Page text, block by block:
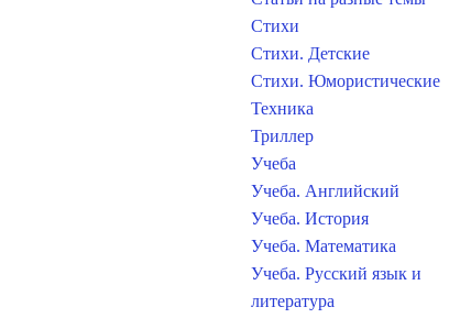
Стихи
Стихи. Детские
Стихи. Юмористические
Техника
Триллер
Учеба
Учеба. Английский
Учеба. История
Учеба. Математика
Учеба. Русский язык и
литература